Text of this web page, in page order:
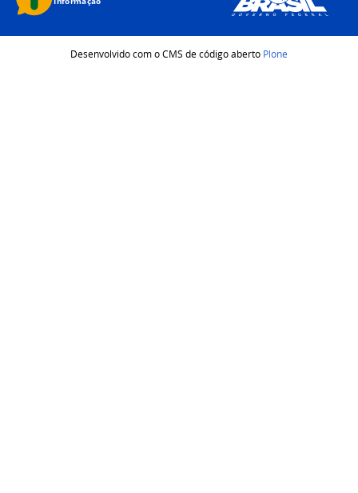
Desenvolvido com o CMS de código aberto Plone